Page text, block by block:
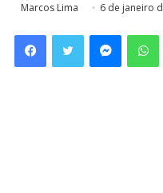
Marcos Lima 6 de janeiro
FacebookTwitter